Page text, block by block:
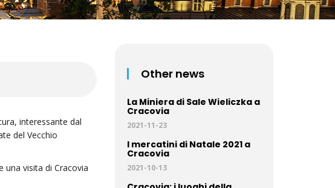
interessante dal
del Vecchio
una visita di Cracovia
Other news
La Miniera di Sale Wieliczka a
Cracovia
2021-11-23
I mercatini di Natale 2021 a
Cracovia
2021-10-13